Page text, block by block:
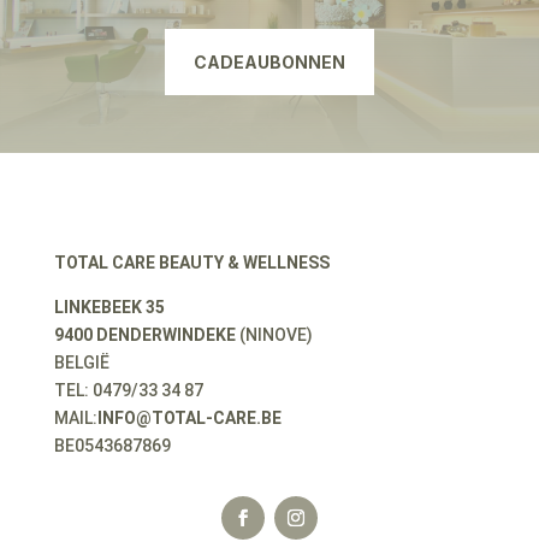
CADEAUBONNEN
TOTAL CARE BEAUTY & WELLNESS
LINKEBEEK 35
9400 DENDERWINDEKE(NINOVE)
BELGIË
TEL: 0479/33 34 87
MAIL: INFO@TOTAL-CARE.BE
BE0543687869